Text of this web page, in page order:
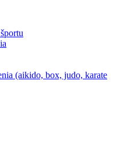
(aikido, box, judo, karate